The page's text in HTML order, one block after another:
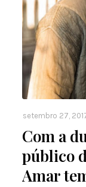
setembro 27,
Com a
público
Amar